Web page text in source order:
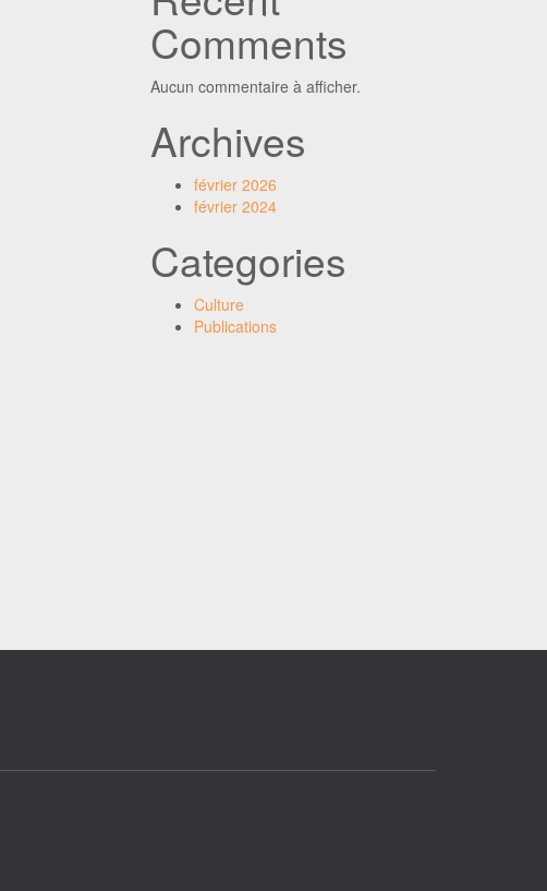
Comments
Aucun commentaire à afficher.
Archives
février 2026
février 2024
Categories
Culture
Publications